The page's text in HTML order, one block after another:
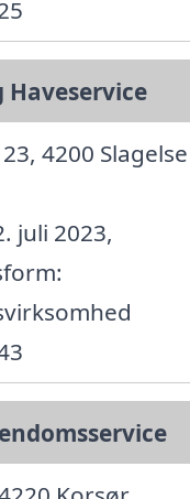
Haveservice
4200 Slagelse
juli 2023,